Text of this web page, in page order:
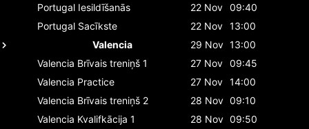
Portugal Iesildīšanās 22 Nov 09:40
Portugal Sacīkste 22 Nov 13:00
Valencia
29 Nov 13:00
Valencia Brīvais treniņš 1 27 Nov 09:45
Valencia Practice 27 Nov 14:00
Valencia Brīvais treniņš 2 28 Nov 09:10
Valencia Kvalifkācija 1 28 Nov 09:50